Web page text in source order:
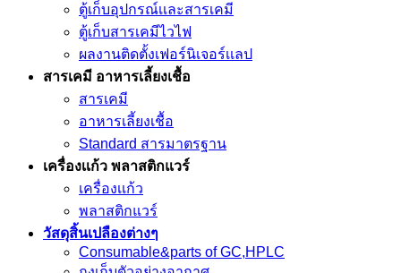
ตู้เก็บอุปกรณ์เเละสารเคมี
ตู้เก็บสารเคมีไวไฟ
ผลงานติดตั้งเฟอร์นิเจอร์เเลป
สารเคมี อาหารเลี้ยงเชื้อ
สารเคมี
อาหารเลี้ยงเชื้อ
Standard สารมาตรฐาน
เครื่องเเก้ว พลาสติกแวร์
เครื่องเเก้ว
พลาสติกแวร์
วัสดุสิ้นเปลืองต่างๆ
Consumable&parts of GC,HPLC